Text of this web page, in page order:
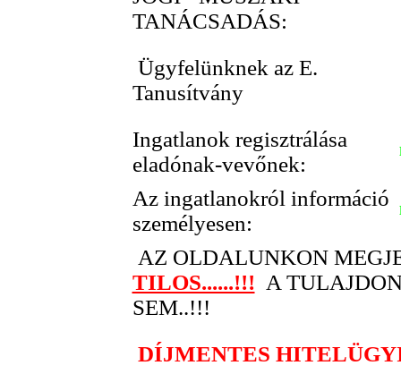
TANÁCSADÁS:
Ügyfelünknek az E.
Tanusítvány
Ingatlanok regisztrálása
eladónak-vevőnek:
Az ingatlanokról információ
személyesen:
AZ OLDALUNKON
TILOS......!!! A
SEM..!!!
DÍJMENTES